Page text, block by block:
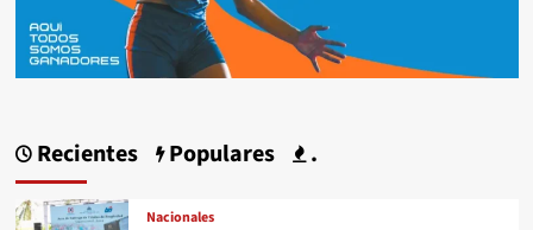
Recientes Populares .
Nacionales